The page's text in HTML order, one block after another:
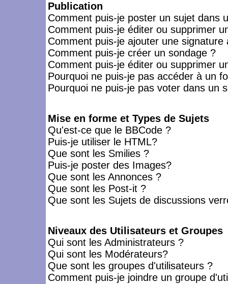
Publication
Comment puis-je poster un sujet dans
Comment puis-je éditer ou supprimer
Comment puis-je ajouter une signature
Comment puis-je créer un sondage ?
Comment puis-je éditer ou supprimer
Pourquoi ne puis-je pas accéder à un
Pourquoi ne puis-je pas voter dans un
Mise en forme et Types de Sujets
Qu'est-ce que le BBCode ?
Puis-je utiliser le HTML?
Que sont les Smilies ?
Puis-je poster des Images?
Que sont les Annonces ?
Que sont les Post-it ?
Que sont les Sujets de discussions
Niveaux des Utilisateurs et Groupes
Qui sont les Administrateurs ?
Qui sont les Modérateurs?
Que sont les groupes d'utilisateurs ?
Comment puis-je joindre un groupe